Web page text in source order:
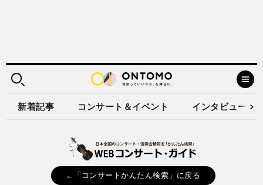
新着記事 コンサート＆イベント インタビュー
←「コンサートかんたん検索」に戻る